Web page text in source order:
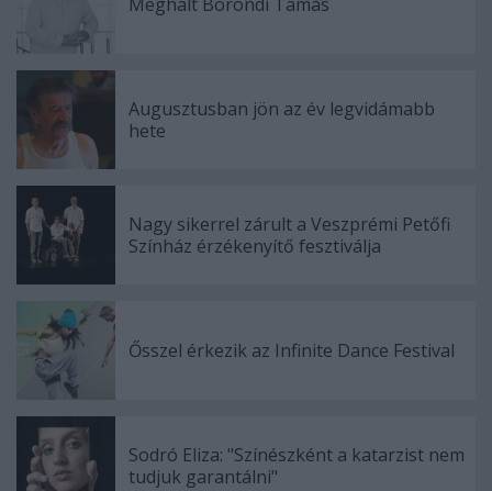
Augusztusban jön az év legvidámabb
hete
Nagy sikerrel zárult a Veszprémi Petőfi
Színház érzékenyítő fesztiválja
Ősszel érkezik az Infinite Dance Festival
Sodró Eliza: "Színészként a katarzist nem
tudjuk garantálni"